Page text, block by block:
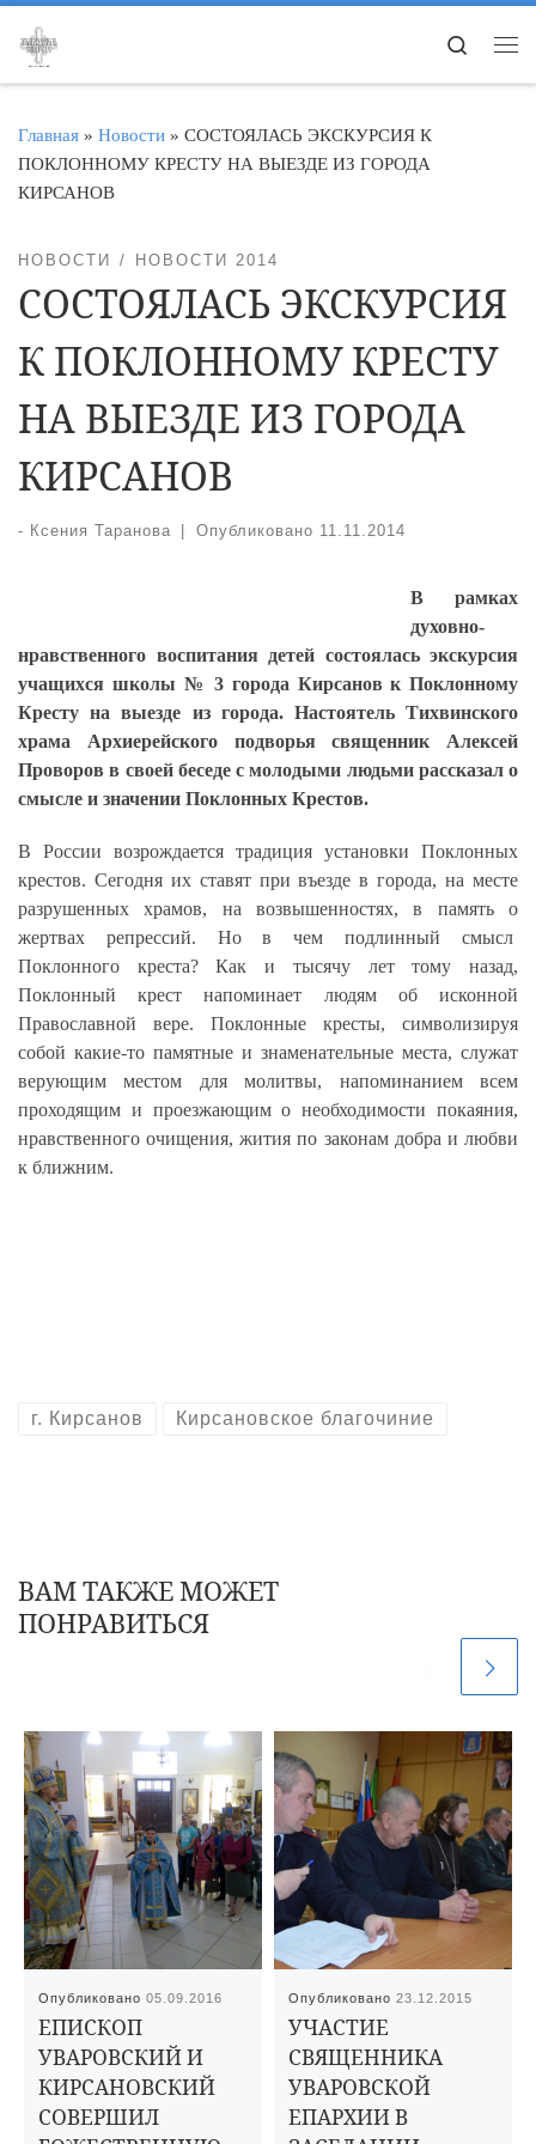
Перейти к содержимому
Search
Главная » Новости » СОСТОЯЛАСЬ ЭКСКУРСИЯ К
ПОКЛОННОМУ КРЕСТУ НА ВЫЕЗДЕ ИЗ ГОРОДА
КИРСАНОВ
НОВОСТИ НОВОСТИ 2014
СОСТОЯЛАСЬ ЭКСКУРСИЯ
К ПОКЛОННОМУ КРЕСТУ
НА ВЫЕЗДЕ ИЗ ГОРОДА
КИРСАНОВ
- Ксения Таранова Опубликовано 11.11.2014
В рамках
духовно-
нравственного воспитания детей состоялась экскурсия
учащихся школы № 3 города Кирсанов к Поклонному
Кресту на выезде из города. Настоятель Тихвинского
храма Архиерейского подворья священник Алексей
Проворов в своей беседе с молодыми людьми рассказал о
смысле и значении Поклонных Крестов.
В России возрождается традиция установки Поклонных
крестов. Сегодня их ставят при въезде в города, на месте
разрушенных храмов, на возвышенностях, в память о
жертвах репрессий. Но в чем подлинный смысл
Поклонного креста? Как и тысячу лет тому назад,
Поклонный крест напоминает людям об исконной
Православной вере. Поклонные кресты, символизируя
собой какие-то памятные и знаменательные места, служат
верующим местом для молитвы, напоминанием всем
проходящим и проезжающим о необходимости покаяния,
нравственного очищения, жития по законам добра и любви
к ближним.
г. Кирсанов Кирсановское благочиние
ВАМ ТАКЖЕ МОЖЕТ
ПОНРАВИТЬСЯ
Опубликовано05.09.2016
ЕПИСКОП
УВАРОВСКИЙ И
КИРСАНОВСКИЙ
СОВЕРШИЛ
Опубликовано23.12.2015
УЧАСТИЕ
СВЯЩЕННИКА
УВАРОВСКОЙ
ЕПАРХИИ В